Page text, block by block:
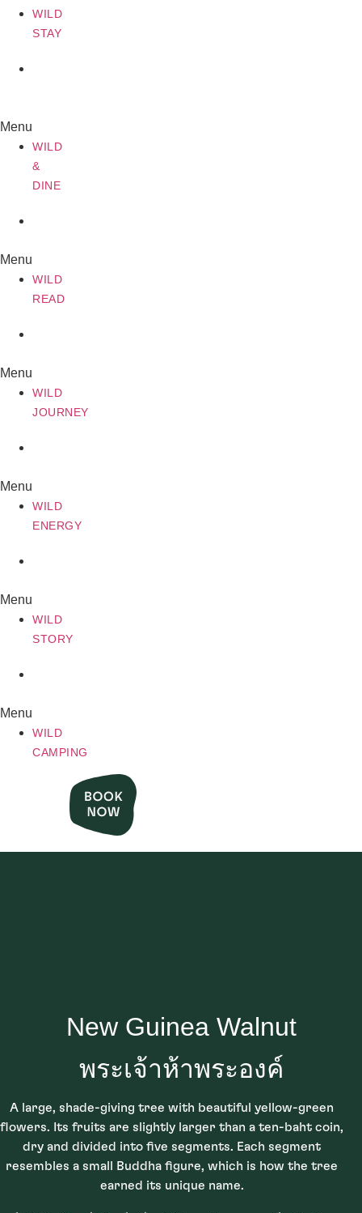
WILD
STAY
Menu
WILD
&
DINE
Menu
WILD
READ
Menu
WILD
JOURNEY
Menu
WILD
ENERGY
Menu
WILD
STORY
Menu
WILD
CAMPING
New Guinea Walnut
พระเจ้าห้าพระองค์
A large, shade-giving tree with beautiful yellow-green
flowers. Its fruits are slightly larger than a ten-baht coin,
dry and divided into five segments. Each segment
resembles a small Buddha figure, which is how the tree
earned its unique name.